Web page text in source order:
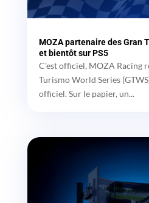
MOZA partenaire des Gran
et bientôt sur PS5
C'est officiel, MOZA Racing
Turismo World Series
officiel. Sur le papier, un...